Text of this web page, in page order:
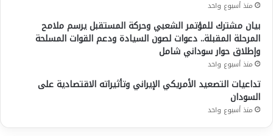
منذ أسبوع واحد
بيان مشترك للمؤتمر الشعبي وحركة المستقبل يرسم ملامح
المرحلة المقبلة.. دعوات لصون السيادة ودعم القوات المسلحة
وإطلاق حوار سوداني شامل
منذ أسبوع واحد
تداعيات التصعيد الأمريكي الإيراني وتأثيراته الاقتصادية على
السودان
منذ أسبوع واحد